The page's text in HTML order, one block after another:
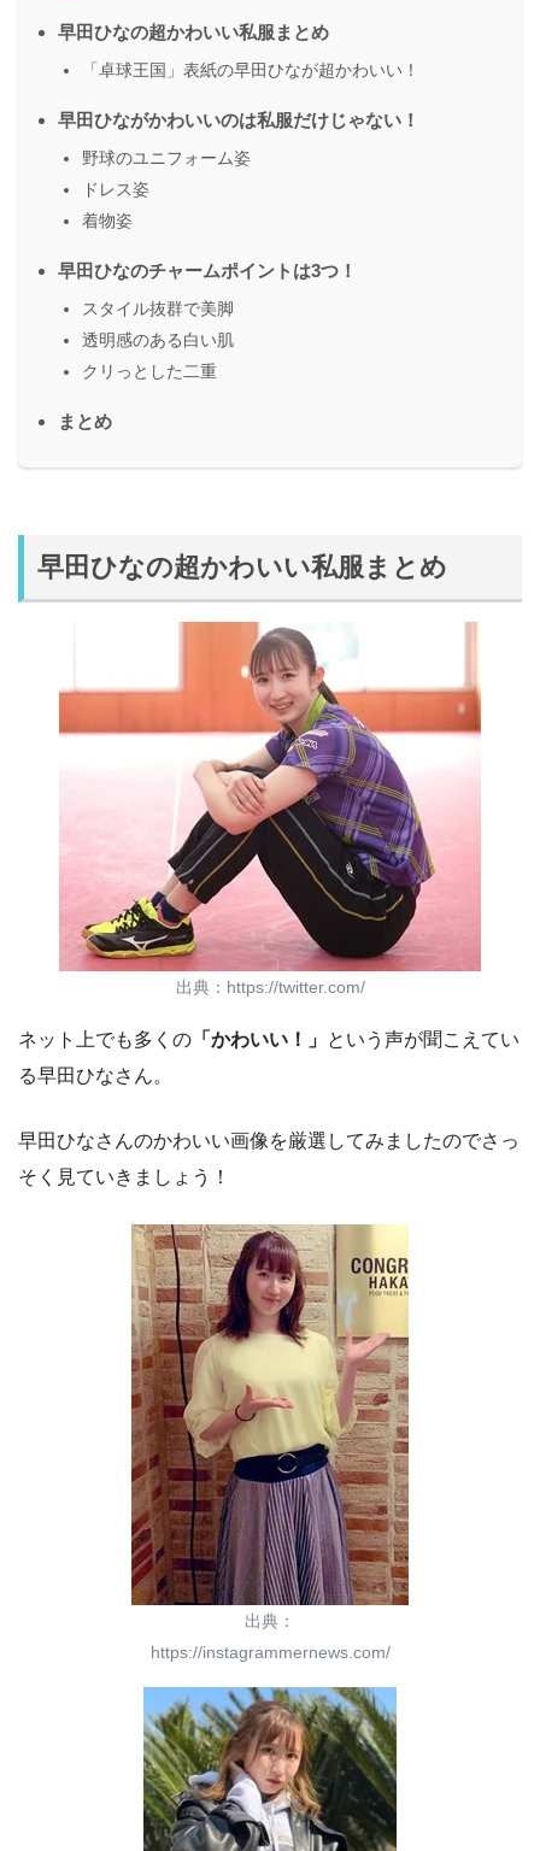
早田ひなの超かわいい私服まとめ
「卓球王国」表紙の早田ひなが超かわいい！
早田ひながかわいいのは私服だけじゃない！
野球のユニフォーム姿
ドレス姿
着物姿
早田ひなのチャームポイントは3つ！
スタイル抜群で美脚
透明感のある白い肌
クリっとした二重
まとめ
早田ひなの超かわいい私服まとめ
出典：https://twitter.com/
ネット上でも多くの 「かわいい！」 という声が聞こえてい
る早田ひなさん。
早田ひなさんのかわいい画像を厳選してみましたのでさっ
そく見ていきましょう！
出典：
https://instagrammernews.com/